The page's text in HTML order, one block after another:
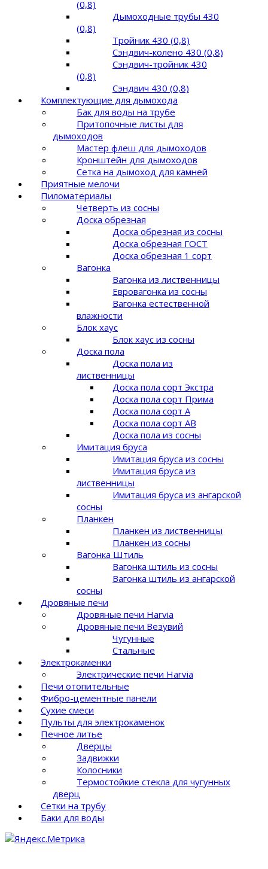
(0,8)
Дымоходные трубы 430
(0,8)
Тройник 430 (0,8)
Сэндвич-колено 430 (0,8)
Сэндвич-тройник 430
(0,8)
Сэндвич 430 (0,8)
Комплектующие для дымохода
Бак для воды на трубе
Притопочные листы для
дымоходов
Мастер флеш для дымоходов
Кронштейн для дымоходов
Сетка на дымоход для камней
Приятные мелочи
Пиломатериалы
Четверть из сосны
Доска обрезная
Доска обрезная из сосны
Доска обрезная ГОСТ
Доска обрезная 1 сорт
Вагонка
Вагонка из лиственницы
Евровагонка из сосны
Вагонка естественной
влажности
Блок хаус
Блок хаус из сосны
Доска пола
Доска пола из
лиственницы
Доска пола сорт Экстра
Доска пола сорт Прима
Доска пола сорт A
Доска пола сорт AB
Доска пола из сосны
Имитация бруса
Имитация бруса из сосны
Имитация бруса из
лиственницы
Имитация бруса из ангарской
сосны
Планкен
Планкен из лиственницы
Планкен из сосны
Вагонка Штиль
Вагонка штиль из сосны
Вагонка штиль из ангарской
сосны
Дровяные печи
Дровяные печи Harvia
Дровяные печи Везувий
Чугунные
Стальные
Электрокаменки
Электрические печи Harvia
Печи отопительные
Фибро-цементные панели
Сухие смеси
Пульты для электрокаменок
Печное литье
Дверцы
Задвижки
Колосники
Термостойкие стекла для чугунных
дверц
Сетки на трубу
Баки для воды